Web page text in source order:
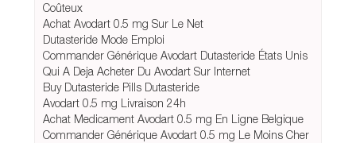
Coûteux
Achat Avodart 0.5 mg Sur Le Net
Dutasteride Mode Emploi
Commander Générique Avodart Dutasteride États Unis
Qui A Deja Acheter Du Avodart Sur Internet
Buy Dutasteride Pills Dutasteride
Avodart 0.5 mg Livraison 24h
Achat Medicament Avodart 0.5 mg En Ligne Belgique
Commander Générique Avodart 0.5 mg Le Moins Cher